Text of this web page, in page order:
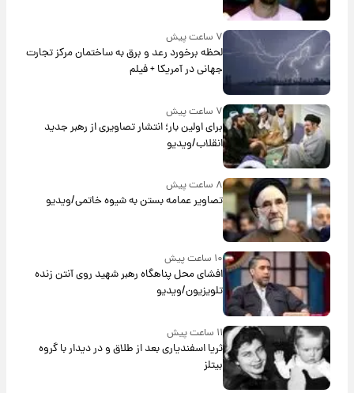
۷ ساعت پیش
لحظه برخورد رعد و برق به ساختمان مرکز تجارت
جهانی در آمریکا + فیلم
۷ ساعت پیش
برای اولین بار؛ انتشار تصاویری از رهبر جدید
انقلاب/ویدیو
۸ ساعت پیش
تصاویر عمامه بستن به شیوه خاتمی/ویدیو
۱۰ ساعت پیش
افشای محل پناهگاه‌ رهبر شهید روی آنتن زنده
تلویزیون/ویدیو
۱۱ ساعت پیش
ثریا اسفندیاری بعد از طلاق و در دیدار با گروه
بیتلز